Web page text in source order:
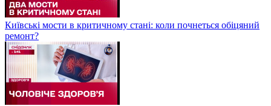
Київські мости в критичному стані: коли почнеться обіцяний
ремонт?